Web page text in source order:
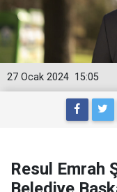
15:05
27 Ocak 2024
Resul Emrah